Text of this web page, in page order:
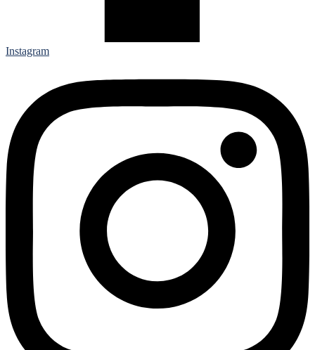
Instagram